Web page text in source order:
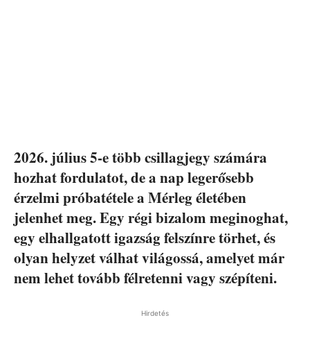
2026. július 5-e több csillagjegy számára
hozhat fordulatot, de a nap legerősebb
érzelmi próbatétele a Mérlegéletében
jelenhet meg. Egy régi bizalom meginoghat,
egy elhallgatott igazság felszínre törhet, és
olyan helyzet válhat világossá, amelyet már
nem lehet tovább félretenni vagy szépíteni.
Hirdetés